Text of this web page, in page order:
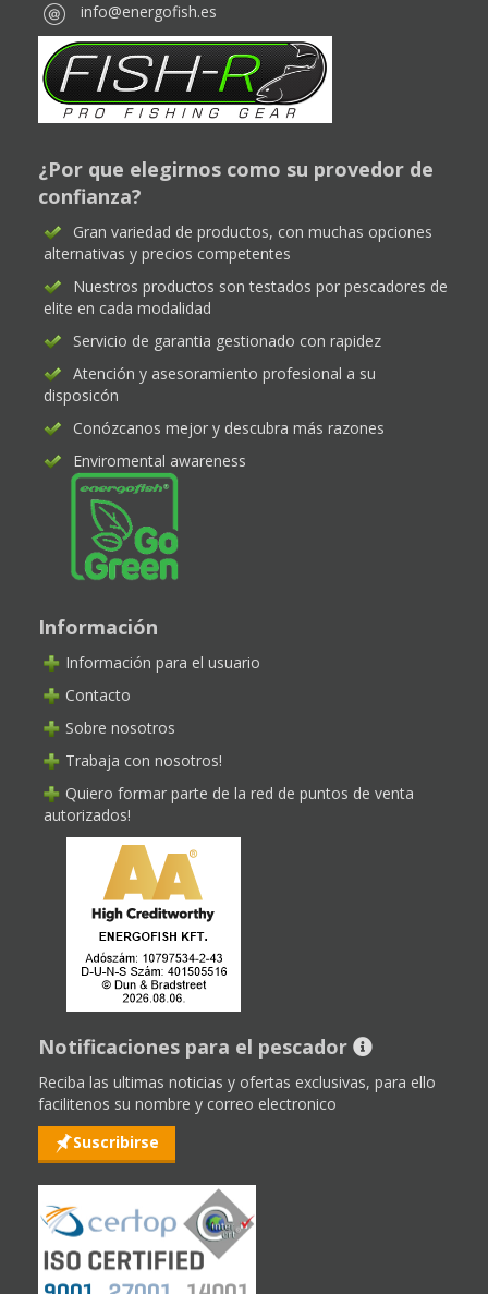
info@energofish.es
¿Por que elegirnos como su provedor de
confianza?
Gran variedad de productos, con muchas opciones
alternativas y precios competentes
Nuestros productos son testados por pescadores de
elite en cada modalidad
Servicio de garantia gestionado con rapidez
Atención y asesoramiento profesional a su
disposicón
Conózcanos mejor y descubra más razones
Enviromental awareness
Información
Información para el usuario
Contacto
Sobre nosotros
Trabaja con nosotros!
Quiero formar parte de la red de puntos de venta
autorizados!
Notificaciones para el pescador
Reciba las ultimas noticias y ofertas exclusivas, para ello
facilitenos su nombre y correo electronico
Suscribirse